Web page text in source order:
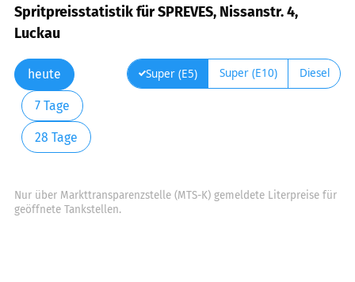
Spritpreisstatistik für SPREVES, Nissanstr. 4,
Luckau
heute
7 Tage
28 Tage
Super (E5) Super (E10) Diesel
Nur über Markttransparenzstelle (MTS-K) gemeldete Literpreise für
geöffnete Tankstellen.